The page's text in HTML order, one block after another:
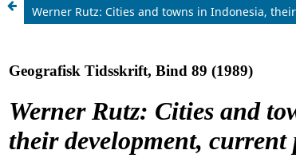
Werner Rutz: Cities and towns in Indonesia,